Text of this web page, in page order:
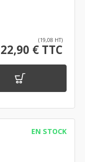
(19,08 HT)
22,90 € TTC
EN STOCK